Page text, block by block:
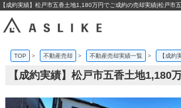
TOP > 不動産売却 > 不動産売却実績一覧 > 【成約
【成約実績】松戸市五香土地1,180